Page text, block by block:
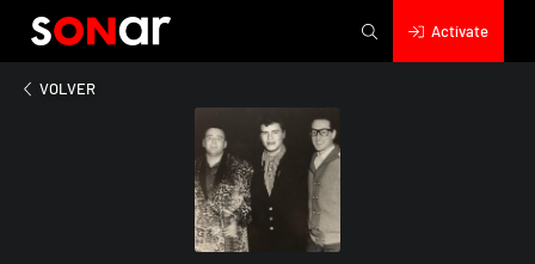
Actívate
VOLVER
2022
la trágica muerte de Buddy Holly, Ritchie Valens y